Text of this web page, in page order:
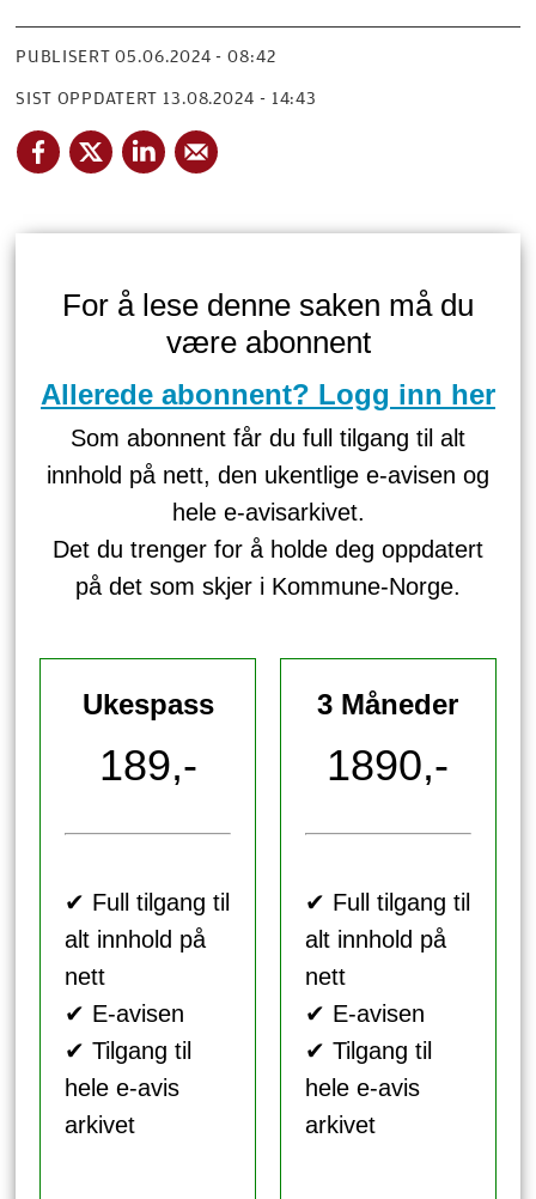
PUBLISERT 05.06.2024 - 08:42
SIST OPPDATERT 13.08.2024 - 14:43
For å lese denne saken må du
være abonnent
Allerede abonnent? Logg inn her
Som abonnent får du full tilgang til alt
innhold på nett, den ukentlige e-avisen og
hele e-avisarkivet.
Det du trenger for å holde deg oppdatert
på det som skjer i Kommune-Norge.
Ukespass
189,-
✔ Full tilgang til
alt innhold på
nett
✔ E-avisen
✔ Tilgang til
hele e-avis
arkivet
3 Måneder
1890,-
✔ Full tilgang til
alt innhold på
nett
✔ E-avisen
✔ Tilgang til
hele e-avis
arkivet